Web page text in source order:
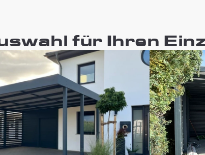
für Ihren